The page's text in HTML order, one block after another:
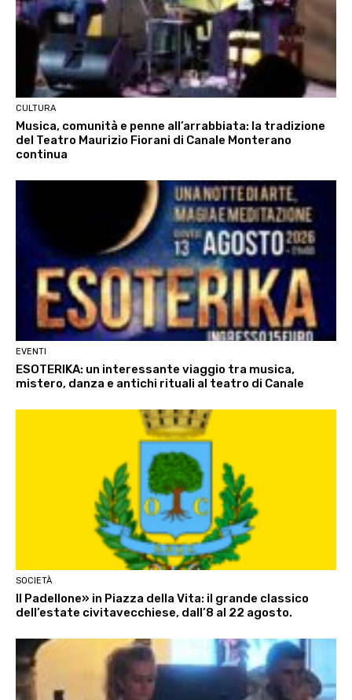
CULTURA
Musica, comunità e penne all’arrabbiata: la tradizione
del Teatro Maurizio Fiorani di Canale Monterano
continua
EVENTI
ESOTERIKA: un interessante viaggio tra musica,
mistero, danza e antichi rituali al teatro di Canale
SOCIETÀ
Il Padellone» in Piazza della Vita: il grande classico
dell’estate civitavecchiese, dall’8 al 22 agosto.